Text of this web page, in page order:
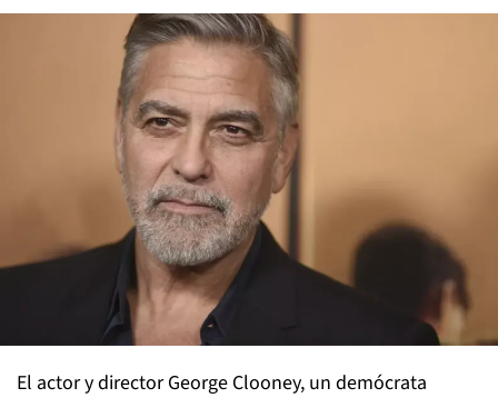
El actor y director George Clooney, un demócrata